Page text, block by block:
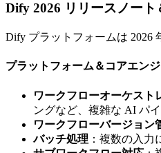
Dify 2026 リリースノート
Dify プラットフォームは 2026
プラットフォーム＆コアエン
ワークフローオーケスト
ングなど、複雑な AI パ
ワークフローバージョン
バッチ処理 ：複数の入